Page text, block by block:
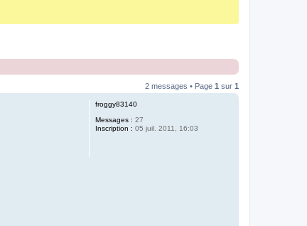
2 messages • Page 1 sur 1
froggy83140
Messages : 27
Inscription : 05 juil. 2011, 16:03